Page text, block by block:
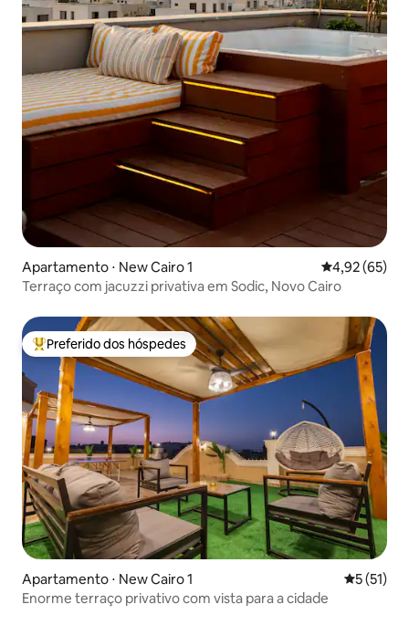
Apartamento ⋅ New Cairo 1 4,92 de uma
4,92 (65)
Terraço com jacuzzi privativa em Sodic, Novo Cairo
Entre os melhores preferidos dos hóspedes
Preferido dos hóspedes
Apartamento ⋅ New Cairo 1 5 de uma
5 (51)
Enorme terraço privativo com vista para a cidade